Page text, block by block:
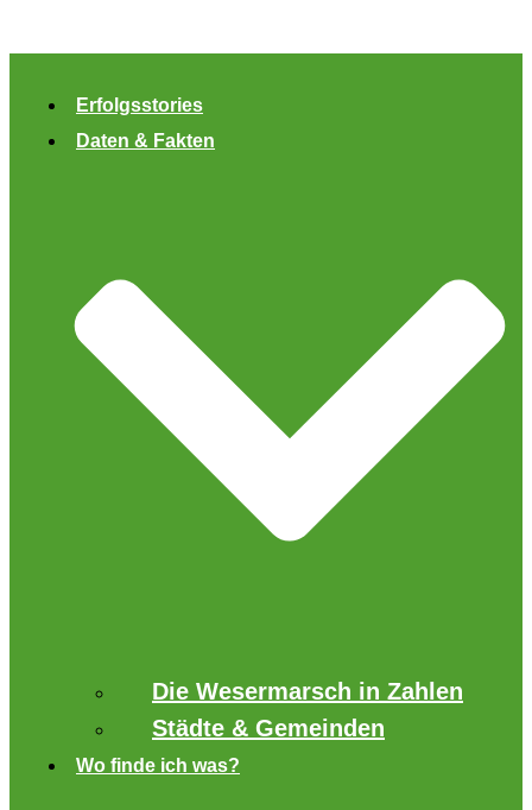
springenErfolgsstories
Daten & Fakten
Die Wesermarsch in Zahlen
Städte & Gemeinden
Wo finde ich was?